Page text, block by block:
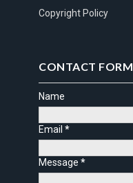
Copyright Policy
CONTACT FORM
Name
Email*
Message*